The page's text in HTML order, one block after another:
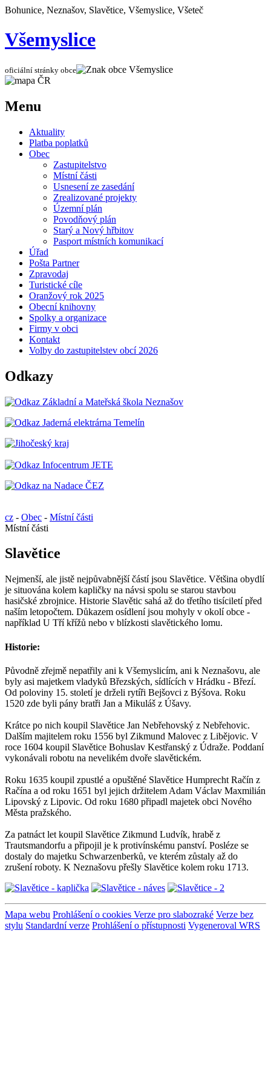
Bohunice, Neznašov, Slavětice, Všemyslice, Všeteč
Všemyslice
oficiální stránky obce
Menu
Aktuality
Platba poplatků
Obec
Zastupitelstvo
Místní části
Usnesení ze zasedání
Zrealizované projekty
Územní plán
Povodňový plán
Starý a Nový hřbitov
Pasport místních komunikací
Úřad
Pošta Partner
Zpravodaj
Turistické cíle
Oranžový rok 2025
Obecní knihovny
Spolky a organizace
Firmy v obci
Kontakt
Volby do zastupitelstev obcí 2026
Odkazy
cz - Obec - Místní části
Místní části
Slavětice
Nejmenší, ale jistě nejpůvabnější částí jsou Slavětice. Většina obydlí
je situována kolem kapličky na návsi spolu se starou stavbou
hasičské zbrojnice. Historie Slavětic sahá až do třetího tisíciletí před
naším letopočtem. Důkazem osídlení jsou mohyly v okolí obce -
například U Tří křížů nebo v blízkosti slavětického lomu.
Historie:
Původně zřejmě nepatřily ani k Všemyslicím, ani k Neznašovu, ale
byly asi majetkem vladyků Březských, sídlících v Hrádku - Březí.
Od poloviny 15. století je drželi rytíři Bejšovci z Býšova. Roku
1520 zde byli pány bratři Jan a Mikuláš z Úšavy.
Krátce po nich koupil Slavětice Jan Nebřehovský z Nebřehovic.
Dalším majitelem roku 1556 byl Zikmund Malovec z Libějovic. V
roce 1604 koupil Slavětice Bohuslav Kestřanský z Údraže. Poddaní
vykonávali robotu na nevelikém dvoře slavětickém.
Roku 1635 koupil zpustlé a opuštěné Slavětice Humprecht Račín z
Račína a od roku 1651 byl jejich držitelem Adam Václav Maxmilián
Lipovský z Lipovic. Od roku 1680 připadl majetek obci Nového
Města pražského.
Za patnáct let koupil Slavětice Zikmund Ludvík, hrabě z
Trautsmandorfu a připojil je k protivínskému panství. Posléze se
dostaly do majetku Schwarzenberků, ve kterém zůstaly až do
zrušení roboty. K Neznašovu přešly Slavětice kolem roku 1713.
Mapa webu Prohlášení o cookies Verze pro slabozraké Verze bez
stylu Standardní verze Prohlášení o přístupnosti Vygeneroval WRS